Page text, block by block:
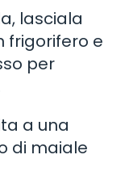
lasciala
frigorifero e
per
a una
di maiale